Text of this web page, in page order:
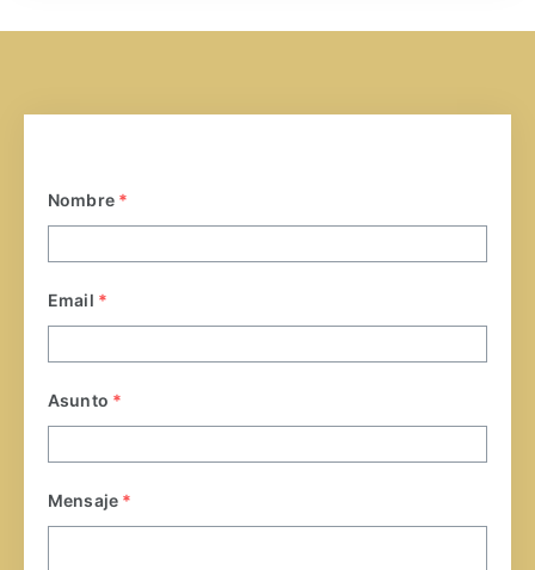
Nombre *
Email *
Asunto *
Mensaje *